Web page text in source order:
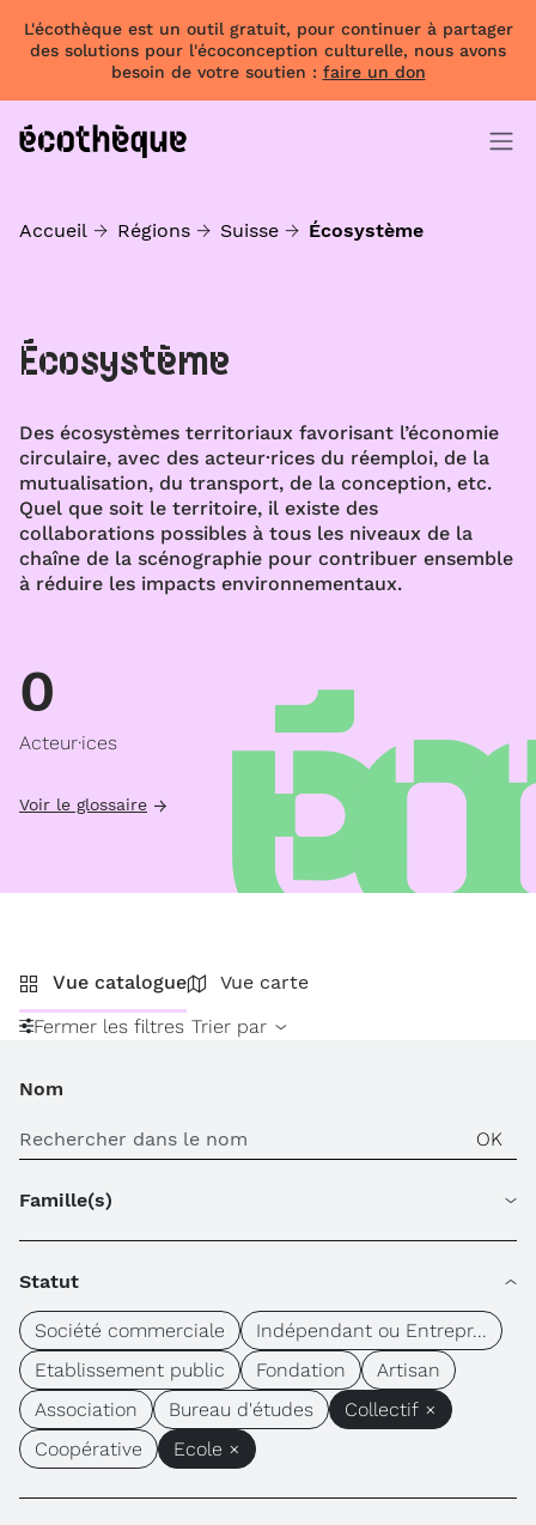
L'écothèque est un outil gratuit, pour continuer à partager
des solutions pour l'écoconception culturelle, nous avons
besoin de votre soutien : faire un don
Accueil Régions Suisse Écosystème
Écosystème
Des écosystèmes territoriaux favorisant l’économie
circulaire, avec des acteur·rices du réemploi, de la
mutualisation, du transport, de la conception, etc.
Quel que soit le territoire, il existe des
collaborations possibles à tous les niveaux de la
chaîne de la scénographie pour contribuer ensemble
à réduire les impacts environnementaux.
0
Acteur·ices
Voir le glossaire
Vue catalogue
Vue carte
Fermer les filtres Trier par
Nom
Famille(s)
Statut
Société commerciale
Indépendant ou Entrepr...
Etablissement public
Fondation
Artisan
Association
Bureau d'études
Collectif ×
Coopérative
Ecole ×